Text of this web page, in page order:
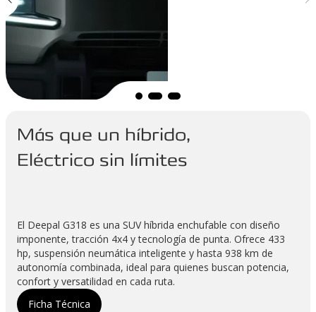
Más que un híbrido,
Eléctrico sin límites
El Deepal G318 es una SUV híbrida enchufable con diseño
imponente, tracción 4x4 y tecnología de punta. Ofrece 433
hp, suspensión neumática inteligente y hasta 938 km de
autonomía combinada, ideal para quienes buscan potencia,
confort y versatilidad en cada ruta.
Ficha Técnica